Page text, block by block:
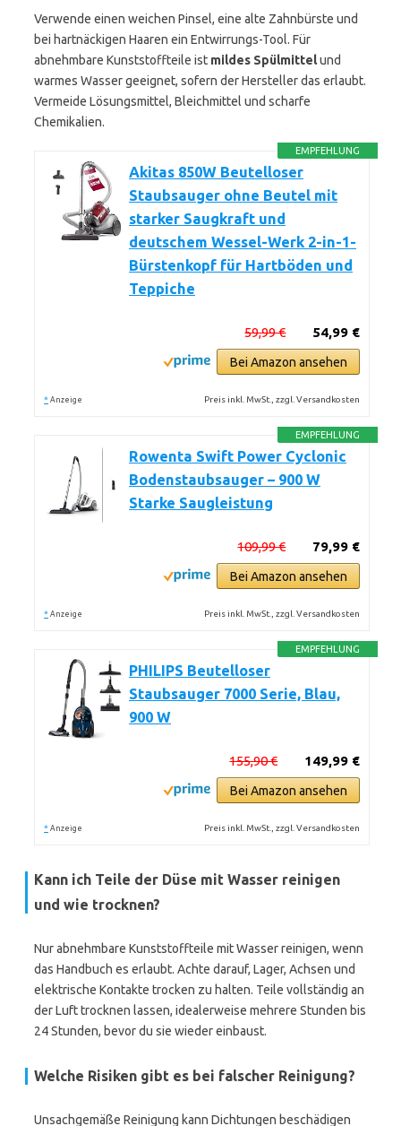
Verwende einen weichen Pinsel, eine alte Zahnbürste und
bei hartnäckigen Haaren ein Entwirrungs-Tool. Für
abnehmbare Kunststoffteile ist mildes Spülmittelund
warmes Wasser geeignet, sofern der Hersteller das erlaubt.
Vermeide Lösungsmittel, Bleichmittel und scharfe
Chemikalien.
EMPFEHLUNG
Akitas 850W Beutelloser
Staubsauger ohne Beutel mit
starker Saugkraft und
deutschem Wessel-Werk 2-in-1-
Bürstenkopf für Hartböden und
Teppiche
54,99 €
59,99 €
Bei Amazon ansehen
* Anzeige Preis inkl. MwSt., zzgl. Versandkosten
EMPFEHLUNG
Rowenta Swift Power Cyclonic
Bodenstaubsauger – 900 W
Starke Saugleistung
79,99 €
109,99 €
Bei Amazon ansehen
* Anzeige Preis inkl. MwSt., zzgl. Versandkosten
EMPFEHLUNG
PHILIPS Beutelloser
Staubsauger 7000 Serie, Blau,
900 W
149,99 €
155,90 €
Bei Amazon ansehen
* Anzeige Preis inkl. MwSt., zzgl. Versandkosten
Kann ich Teile der Düse mit Wasser reinigen
und wie trocknen?
Nur abnehmbare Kunststoffteile mit Wasser reinigen, wenn
das Handbuch es erlaubt. Achte darauf, Lager, Achsen und
elektrische Kontakte trocken zu halten. Teile vollständig an
der Luft trocknen lassen, idealerweise mehrere Stunden bis
24 Stunden, bevor du sie wieder einbaust.
Welche Risiken gibt es bei falscher Reinigung?
Unsachgemäße Reinigung kann Dichtungen beschädigen